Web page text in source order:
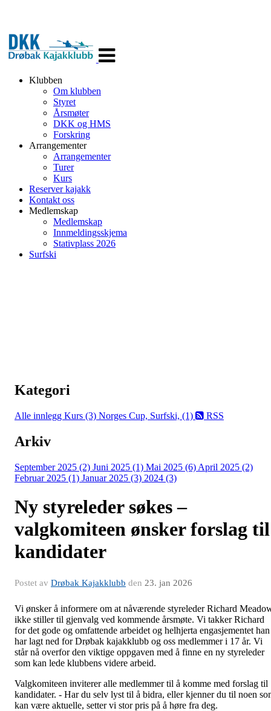
navigasjon
Klubben
Om klubben
Styret
Årsmøter
DKK og HMS
Forskring
Arrangementer
Arrangementer
Turer
Kurs
Reserver kajakk
Kontakt oss
Medlemskap
Medlemskap
Innmeldingsskjema
Stativplass 2026
Surfski
Kategori
Alle innlegg Kurs (3) Norges Cup, Surfski, (1) RSS
Arkiv
September 2025 (2) Juni 2025 (1) Mai 2025 (6) April 2025 (2)
Februar 2025 (1) Januar 2025 (3) 2024 (3)
Ny styreleder søkes –
valgkomiteen ønsker forslag til
kandidater
Postet av Drøbak Kajakklubb den 23. jan 2026
Vi ønsker å informere om at nåværende styreleder Richard
ikke stiller til gjenvalg ved kommende årsmøte. Vi takker Richard
for det gode og omfattende arbeidet og helhjerta engasjementet han
har lagt ned for Drøbak kajakklubb og oss medlemmer i 17 år. Vi
står nå overfor den viktige oppgaven med å finne en ny styreleder
som kan lede klubbens videre arbeid.
Valgkomiteen inviterer alle medlemmer til å komme med forslag til
kandidater. - Har du selv lyst til å bidra, eller kjenner du til noen
kan være aktuelle, setter vi stor pris på å høre fra deg.